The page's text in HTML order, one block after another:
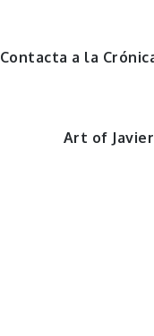
Contacta a la
Art of